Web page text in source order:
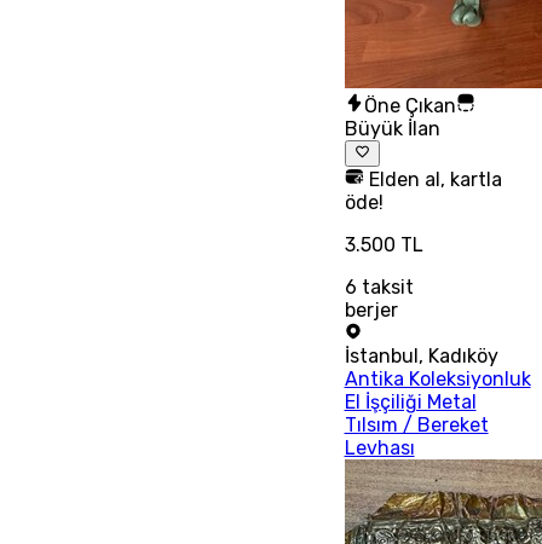
Öne Çıkan
Büyük İlan
Elden al, kartla
öde!
3.500 TL
6 taksit
berjer
İstanbul , Kadıköy
Antika Koleksiyonluk
El İşçiliği Metal
Tılsım / Bereket
Levhası